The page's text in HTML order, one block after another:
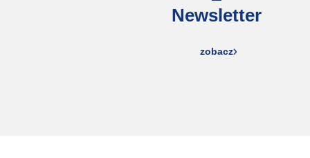
Newsletter
zobacz